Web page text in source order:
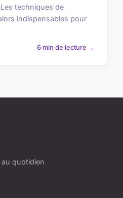
techniques de
indispensables pour
6 min de lecture →
quotidien